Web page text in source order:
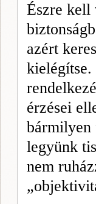
Észre kell
azért
kielégítse.
érzései
bármilyen
legyünk
nem